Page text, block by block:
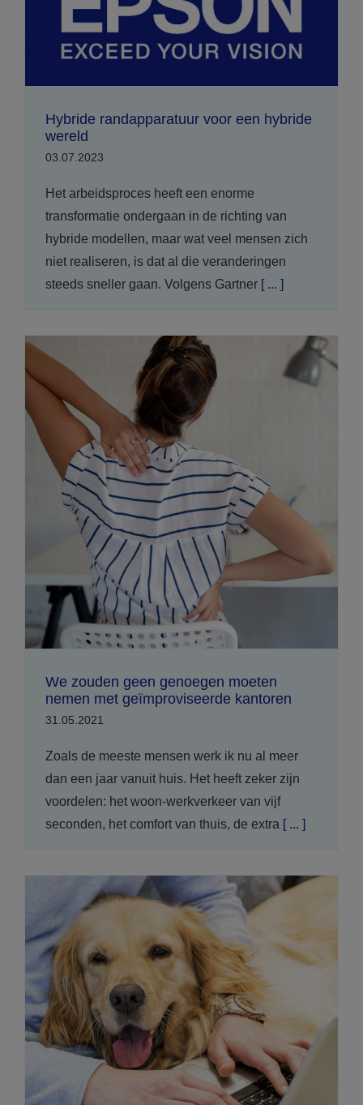
Hybride randapparatuur voor een hybride
wereld
03.07.2023
Het arbeidsproces heeft een enorme
transformatie ondergaan in de richting van
hybride modellen, maar wat veel mensen zich
niet realiseren, is dat al die veranderingen
steeds sneller gaan. Volgens Gartner[ ... ]
We zouden geen genoegen moeten
nemen met geïmproviseerde kantoren
31.05.2021
Zoals de meeste mensen werk ik nu al meer
dan een jaar vanuit huis. Het heeft zeker zijn
voordelen: het woon-werkverkeer van vijf
seconden, het comfort van thuis, de extra [ ... ]